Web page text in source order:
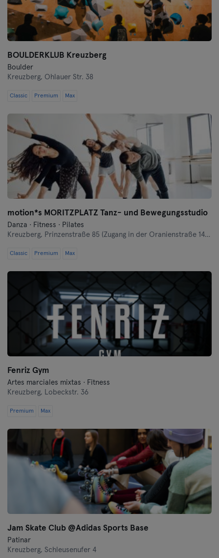
BOULDERKLUB Kreuzberg
Boulder
Kreuzberg, Ohlauer Str. 38
Classic Premium Max
motion*s MORITZPLATZ Tanz- und Bewegungsstudio
Danza · Fitness · Pilates
Kreuzberg, Prinzenstraße 85 (Zugang in der Oranienstraße 140-142 links neben Denn's Bioladen)
Classic Premium Max
Fenriz Gym
Artes marciales mixtas · Fitness
Kreuzberg, Lobeckstr. 36
Premium Max
Jam Skate Club @Adidas Sports Base
Patinar
Kreuzberg, Schleusenufer 4